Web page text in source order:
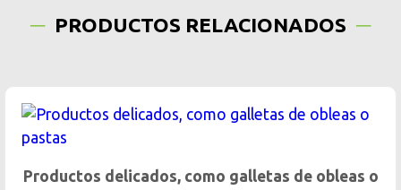
PRODUCTOS RELACIONADOS
Productos delicados, como galletas de obleas o